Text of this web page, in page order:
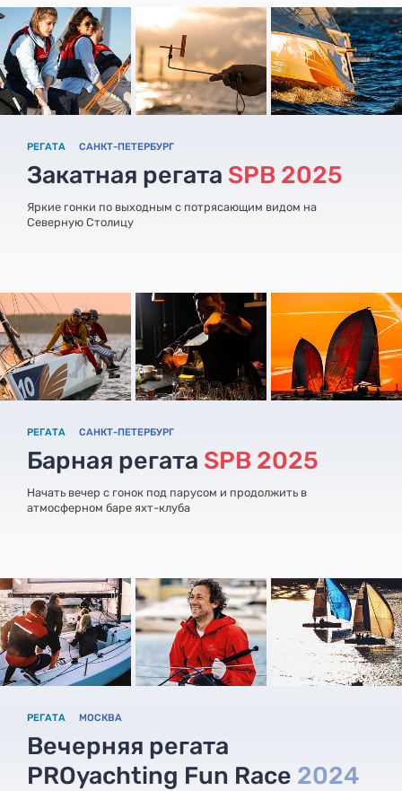
РЕГАТА САНКТ-ПЕТЕРБУРГ
Закатная регата SPB 2025
Яркие гонки по выходным с потрясающим видом на
Северную Столицу
РЕГАТА САНКТ-ПЕТЕРБУРГ
Барная регата SPB 2025
Начать вечер с гонок под парусом и продолжить в
атмосферном баре яхт-клуба
РЕГАТА МОСКВА
Вечерняя регата
PROyachting Fun Race 2024